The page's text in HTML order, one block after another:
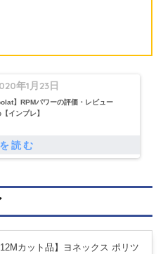
年1月23日
】RPMパワーの評価・レビュー
インプレ】
12Mカット品】ヨネックス ポリツ